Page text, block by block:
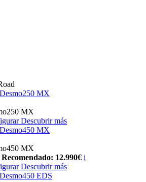
Desmo250 MX
MX
Descubrir más
Desmo450 MX
MX
12.990€ i
Descubrir más
Desmo450 EDS